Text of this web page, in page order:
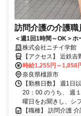
訪問介護の介護職
＜週1回1時間～OK＞ホ
主夫・主婦パート/40代
株式会社ニチイ学館
【アクセス】 近鉄吉野線岡寺駅 徒
時給1,255円～1,858
奈良県橿原市
【勤務日数】 週1日
20：00 のうち、 週
曜日をお聞きし、シ
【職種】 訪問介護